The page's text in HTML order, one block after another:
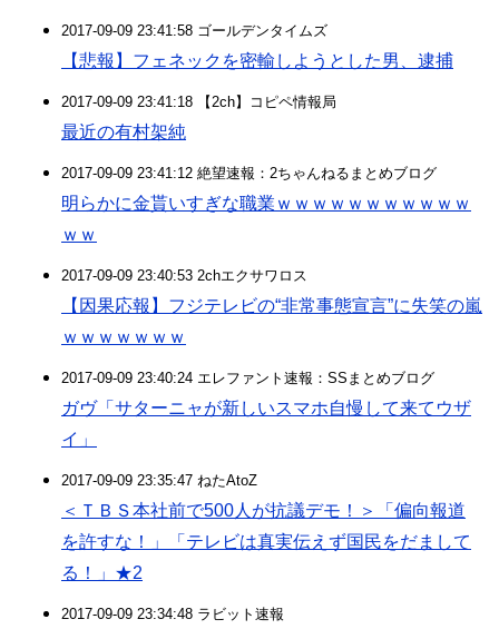
2017-09-09 23:41:58 ゴールデンタイムズ
【悲報】フェネックを密輸しようとした男、逮捕
2017-09-09 23:41:18 【2ch】コピペ情報局
最近の有村架純
2017-09-09 23:41:12 絶望速報：2ちゃんねるまとめブログ
明らかに金貰いすぎな職業ｗｗｗｗｗｗｗｗｗｗｗ
ｗｗ
2017-09-09 23:40:53 2chエクサワロス
【因果応報】フジテレビの“非常事態宣言”に失笑の嵐
ｗｗｗｗｗｗｗ
2017-09-09 23:40:24 エレファント速報：SSまとめブログ
ガヴ「サターニャが新しいスマホ自慢して来てウザ
イ」
2017-09-09 23:35:47 ねたAtoZ
＜ＴＢＳ本社前で500人が抗議デモ！＞「偏向報道
を許すな！」「テレビは真実伝えず国民をだまして
る！」★2
2017-09-09 23:34:48 ラビット速報